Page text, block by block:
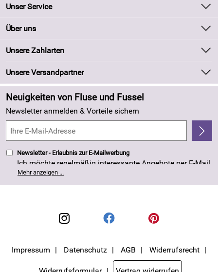
Unser Service
Kontakt
Kundeninformationen
Newsletter
Zahlung und Versand
Kundenlogin
Über uns
Unsere Bestseller
Neu
Angebote
Made in Germany
4,8/5*****
Unsere Zahlarten
Unsere Versandpartner
Neuigkeiten von Fluse und Fussel
Newsletter anmelden & Vorteile sichern
Newsletter - Erlaubnis zur E-Mailwerbung
Ich möchte regelmäßig interessante Angebote per E-Mail
erhalten. Meine E-Mail-Adresse wird nicht an andere
Unternehmen weitergegeben. Die Einwilligung zur
Nutzung meiner E-Mail- Adresse für Werbezwecke kann
Mehr anzeigen ...
Impressum Datenschutz AGB Widerrufsrecht